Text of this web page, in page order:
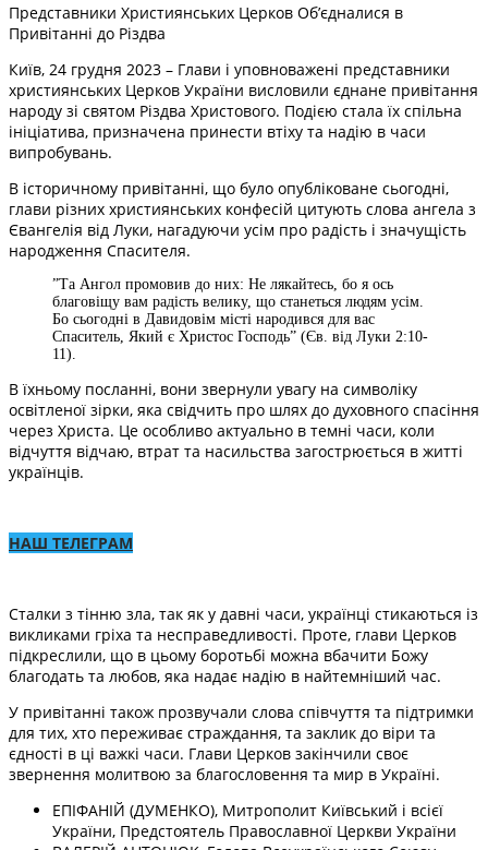
Представники Християнських Церков Об’єдналися в
Привітанні до Різдва
Київ, 24 грудня 2023 – Глави і уповноважені представники
християнських Церков України висловили єднане привітання
народу зі святом Різдва Христового. Подією стала їх спільна
ініціатива, призначена принести втіху та надію в часи
випробувань.
В історичному привітанні, що було опубліковане сьогодні,
глави різних християнських конфесій цитують слова ангела з
Євангелія від Луки, нагадуючи усім про радість і значущість
народження Спасителя.
⁠”Та Ангол промовив до них: Не лякайтесь, бо я ось
благовіщу вам радість велику, що станеться людям усім.
Бо сьогодні в Давидовім місті народився для вас
Спаситель, Який є Христос Господь” (Єв. від Луки 2:10-
11).
В їхньому посланні, вони звернули увагу на символіку
освітленої зірки, яка свідчить про шлях до духовного спасіння
через Христа. Це особливо актуально в темні часи, коли
відчуття відчаю, втрат та насильства загострюється в житті
українців.
НАШ ТЕЛЕГРАМ
Сталки з тінню зла, так як у давні часи, українці стикаються із
викликами гріха та несправедливості. Проте, глави Церков
підкреслили, що в цьому боротьбі можна вбачити Божу
благодать та любов, яка надає надію в найтемніший час.
У привітанні також прозвучали слова співчуття та підтримки
для тих, хто переживає страждання, та заклик до віри та
єдності в ці важкі часи. Глави Церков закінчили своє
звернення молитвою за благословення та мир в Україні.
ЕПІФАНІЙ (ДУМЕНКО), Митрополит Київський і всієї
України, Предстоятель Православної Церкви України